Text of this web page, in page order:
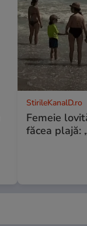
StirileKanalD.ro
Femeie
făcea plajă: